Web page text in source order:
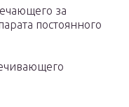
за
постоянного